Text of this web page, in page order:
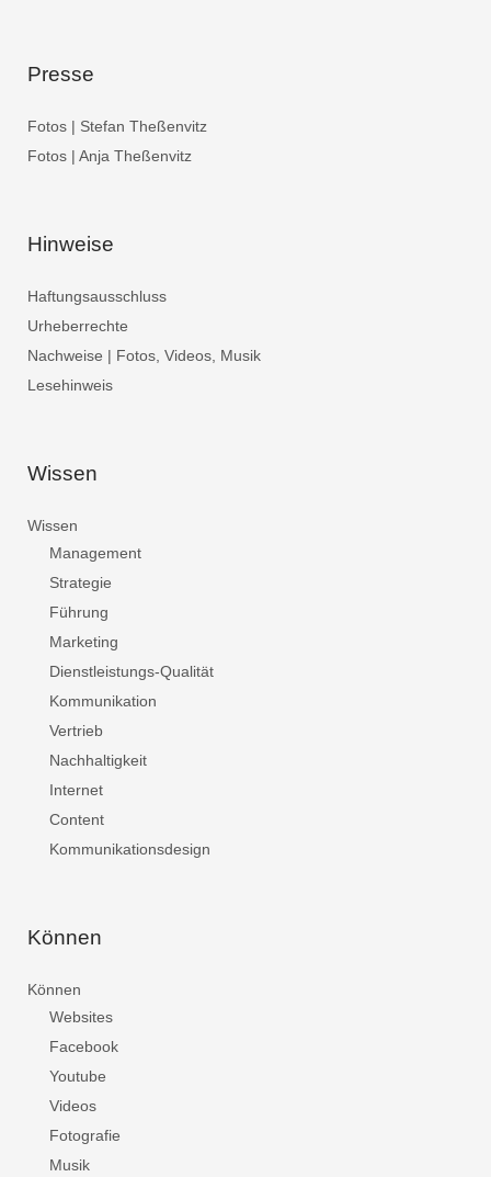
Presse
Fotos | Stefan Theßenvitz
Fotos | Anja Theßenvitz
Hinweise
Haftungsausschluss
Urheberrechte
Nachweise | Fotos, Videos, Musik
Lesehinweis
Wissen
Wissen
Management
Strategie
Führung
Marketing
Dienstleistungs-Qualität
Kommunikation
Vertrieb
Nachhaltigkeit
Internet
Content
Kommunikationsdesign
Können
Können
Websites
Facebook
Youtube
Videos
Fotografie
Musik